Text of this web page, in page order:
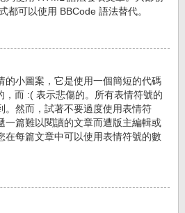
都可以使用 BBCode 語法替代。
的小圖案，它是使用一個簡短的代碼
，而 :( 表示悲傷的。所有表情符號的
。然而，試著不要過度使用表情符
一篇難以閱讀的文章而遭版主編輯或
在每篇文章中可以使用表情符號的數